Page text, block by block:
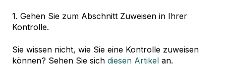
1. Gehen Sie zum Abschnitt Zuweisen in Ihrer
Kontrolle.
Sie wissen nicht, wie Sie eine Kontrolle zuweisen
können? Sehen Sie sich diesen Artikel an.